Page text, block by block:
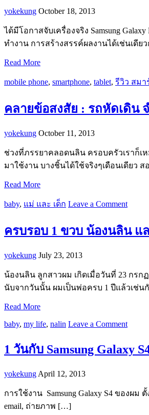
yokekung October 18, 2013
ได้มีโอกาสจับเครื่องจริง Samsung
ทำงาน การสร้างสรรค์ผลงานได้เช่นเดี
Read More
mobile phone, smartphone, tablet, รีวิว สม
คลายข้อสงสัย : รถหัดเดิน
yokekung October 11, 2013
ช่วงที่ภรรยาคลอดนลิน ครอบครัวเราก็เ
มาใช้งาน บางชิ้นได้ใช้จริงๆเดือนเดียว
Read More
baby, แม่ และ เด็ก Leave a Comment
ครบรอบ 1 ขวบ น้องนลิน แ
yokekung July 23, 2013
น้องนลิน ลูกสาวผม เกิดเมื่อวันที่ 23 กร
นับจากวันนั้น ผมเป็นพ่อครบ 1 ปีแล้วเช่
Read More
baby, my life, nalin Leave a Comment
1 วันกับ Samsung Galaxy
yokekung April 12, 2013
การใช้งาน Samsung Galaxy S4 ของผม
email, ถ่ายภาพ […]